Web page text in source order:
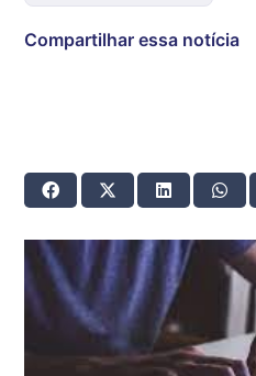
Compartilhar essa notícia